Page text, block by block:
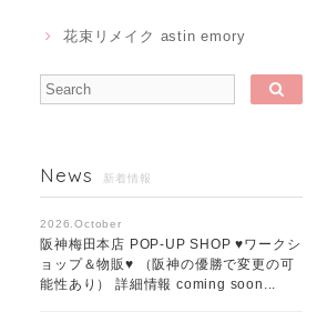
花束リメイク astin emory
News 新着情報
2026.October
阪神梅田本店 POP-UP SHOP ♥ワークシ
ョップ＆物販♥ （阪神の優勝で変更の可
能性あり） 詳細情報 coming soon...